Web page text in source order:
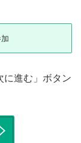
に進む」ボタン